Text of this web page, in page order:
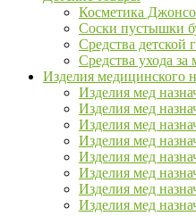
Косметика
Соски пустышки
Средства детской
Средства ухода за
Изделия медицинского
Изделия мед
Изделия мед
Изделия мед
Изделия мед
Изделия мед
Изделия мед
Изделия мед
Изделия мед